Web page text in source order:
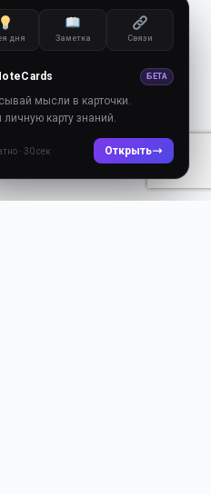
дня Заметка Связи
БЕТА
мысли в карточки.
личную карту знаний.
· 30 сек Открыть